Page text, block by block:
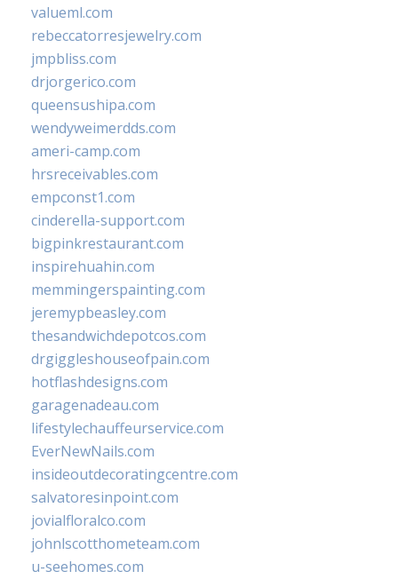
valueml.com
rebeccatorresjewelry.com
jmpbliss.com
drjorgerico.com
queensushipa.com
wendyweimerdds.com
ameri-camp.com
hrsreceivables.com
empconst1.com
cinderella-support.com
bigpinkrestaurant.com
inspirehuahin.com
memmingerspainting.com
jeremypbeasley.com
thesandwichdepotcos.com
drgiggleshouseofpain.com
hotflashdesigns.com
garagenadeau.com
lifestylechauffeurservice.com
EverNewNails.com
insideoutdecoratingcentre.com
salvatoresinpoint.com
jovialfloralco.com
johnlscotthometeam.com
u-seehomes.com